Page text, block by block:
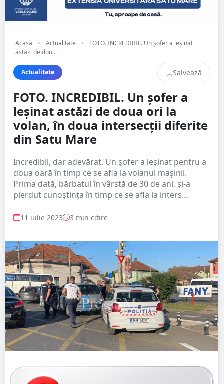
Acasă • Actualitate •
FOTO. INCREDIBIL. Un șofer a leșinat
astăzi de dou...
Actualitate Salvează
FOTO. INCREDIBIL. Un șofer a
leșinat astăzi de doua ori la
volan, în doua intersecții diferite
din Satu Mare
Incredibil, dar adevărat. Un șofer a leșinat pentru a
doua oară în timp ce se afla la volanul mașinii.
Prima dată, bărbatul în vârstă de 30 de ani, și-a
pierdut cunoștința în timp ce se afla la inters...
11 iulie 2023 3 min citire